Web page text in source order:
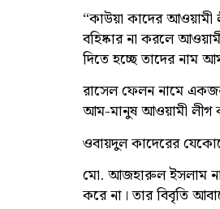
“কাউয়া কাদের আওয়ামী
বহিষ্কার না করলে
দিতে হচ্ছে তাদের নাম
রাসেল ফেলন নামে
আম-মানুষ আওয়ামী লীগ
ওবায়দুল কাদেরের
মো. আজহারুল ইসলাম
করে না। তার বিবৃতি